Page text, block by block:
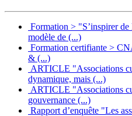
Formation > "S’inspirer de
modèle de (...)
Formation certifiante >
& (...)
ARTICLE "Associations
dynamique, mais (...)
ARTICLE "Associations
gouvernance (...)
Rapport d’enquête "Les